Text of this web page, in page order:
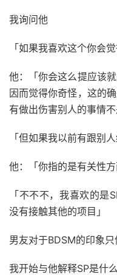
我询问他
「如果我喜欢这个你会
他：「你会这么提应该
因而觉得你奇怪，这的
有做出伤害别人的事情不
「但如果我以前有跟别
他：「你指的是有关性方
「不不不，我喜欢的
没有接触其他的项目」
男友对于BDSM的印象
我开始与他解释SP是什么